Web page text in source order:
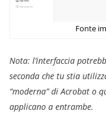
Fonte
Nota: l’interfaccia
seconda che tu stia
“moderna” di Acrobat o
applicano a entrambe.